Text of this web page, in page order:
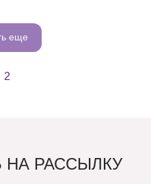
еще
2
РАССЫЛКУ